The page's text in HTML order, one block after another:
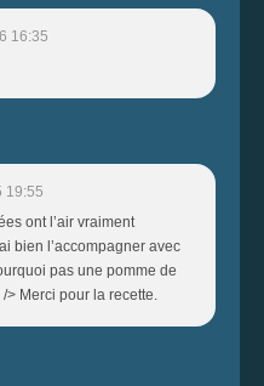
16:35
19:55
ont l’air vraiment
bien l’accompagner avec
pas une pomme de
> Merci pour la recette.